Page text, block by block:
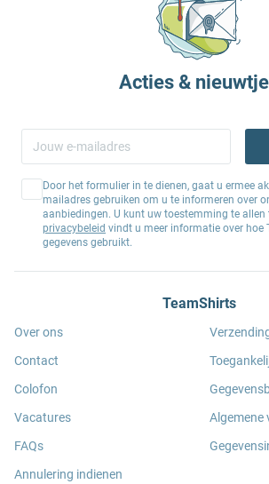
Acties &
Door het formulier in te dienen, gaat u ermee
mailadres gebruiken om u te informeren over
aanbiedingen. U kunt uw toestemming te allen
privacybeleid vindt u meer informatie over hoe
gegevens gebruikt.
TeamShirts
Over ons
Contact
Colofon
Vacatures
FAQs
Annulering indienen
Algemene